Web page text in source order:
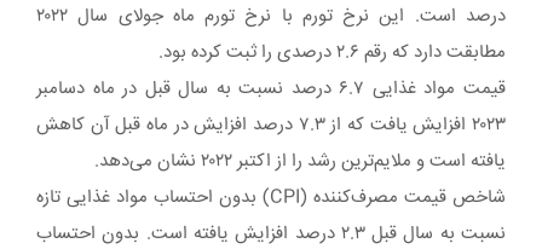
درصد است. این نرخ تورم با نرخ تورم ماه جولای سال ۲۰۲۲
مطابقت دارد که رقم ۲.۶ درصدی را ثبت کرده بود.
قیمت مواد غذایی ۶.۷ درصد نسبت به سال قبل در ماه دسامبر
۲۰۲۳ افزایش یافت که از ۷.۳ درصد افزایش در ماه قبل آن کاهش
یافته است و ملایم‌ترین رشد را از اکتبر ۲۰۲۲ نشان می‌دهد.
شاخص قیمت مصرف‌کننده (CPI) بدون احتساب مواد غذایی تازه
نسبت به سال قبل ۲.۳ درصد افزایش یافته است. بدون احتساب